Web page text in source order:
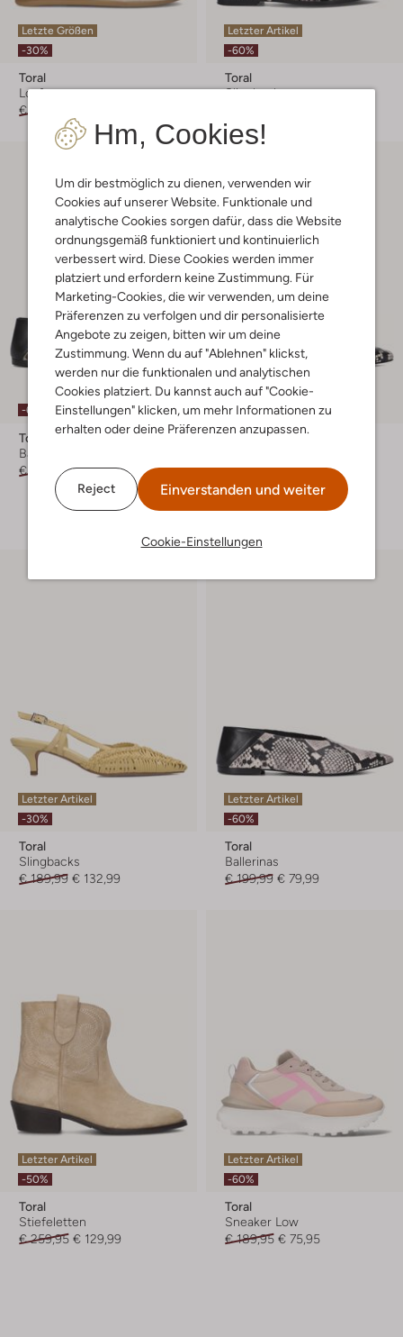
Hm, Cookies!
Um dir bestmöglich zu dienen, verwenden wir
Cookies auf unserer Website. Funktionale und
analytische Cookies sorgen dafür, dass die Website
ordnungsgemäß funktioniert und kontinuierlich
verbessert wird. Diese Cookies werden immer
platziert und erfordern keine Zustimmung. Für
Marketing-Cookies, die wir verwenden, um deine
Präferenzen zu verfolgen und dir personalisierte
Angebote zu zeigen, bitten wir um deine
Zustimmung. Wenn du auf "Ablehnen" klickst,
werden nur die funktionalen und analytischen
Cookies platziert. Du kannst auch auf "Cookie-
Einstellungen" klicken, um mehr Informationen zu
erhalten oder deine Präferenzen anzupassen.
Reject Einverstanden und weiter
Cookie-Einstellungen
Letzte Größen
-30%
Toral
Loafer
€ 169,99
Letzter Artikel
-60%
Toral
Slingbacks
-60%
Toral
Ballerinas
€ 199,99 € 79,99
-40%
Toral
€ 189,99 € 113,99
Letzter Artikel
-30%
Toral
Slingbacks
€ 189,99 € 132,99
Letzter Artikel
-60%
Toral
Ballerinas
€ 199,99 € 79,99
Letzter Artikel
-50%
Toral
Stiefeletten
€ 259,95 € 129,99
Letzter Artikel
-60%
Toral
Sneaker Low
€ 189,95 € 75,95